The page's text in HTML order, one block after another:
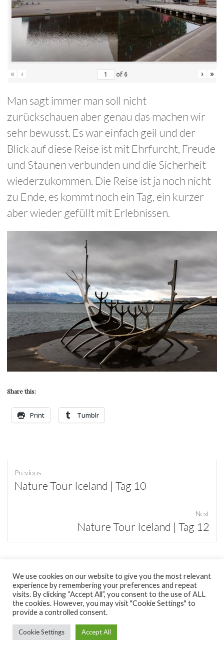
« ‹ of 6 › »
Man sagt immer man soll nicht
zurückschauen aber genau das machen wir
sehr bewusst. Es war einfach geil und der
Blick auf diese Reise ist mit Ehrfurcht, Freude
und Staunen verbunden und die Sicherheit
wiederzukommen. Die Reise ist ja noch nicht
zu Ende, es kommt noch ein Tag, ein kurzer
aber wieder gefüllt mit Erlebnissen.
Share this:
Print Tumblr
Previous
Previous
post:
Nature Tour Iceland | Tag 10
Next
post:
Nature Tour Iceland | Tag 12
tumblr
Copyright © 2026minimal Pixel|
Theme Horse | Proudly Powered by:
We use cookies on our website to give you the most relevant
experience by remembering your preferences and repeat
visits. By clicking “Accept All”, you consent to the use of ALL
the cookies. However, you may visit "Cookie Settings" to
provide a controlled consent.
Cookie Settings Accept All